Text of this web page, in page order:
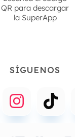
QR para descargar
la SuperApp
SÍGUENOS